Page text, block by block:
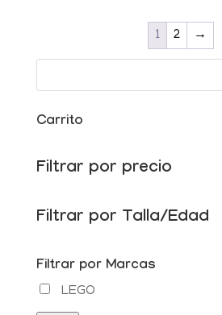
1 2 →
Carrito
Filtrar por precio
Filtrar por Talla/Edad
Filtrar por Marcas
LEGO